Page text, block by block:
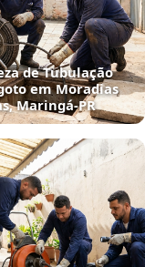
de Tubulação
em Moradias
Maringá‑PR